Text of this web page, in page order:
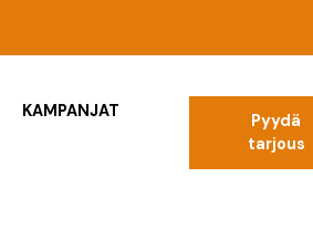
KAMPANJAT
Pyydä
tarjous